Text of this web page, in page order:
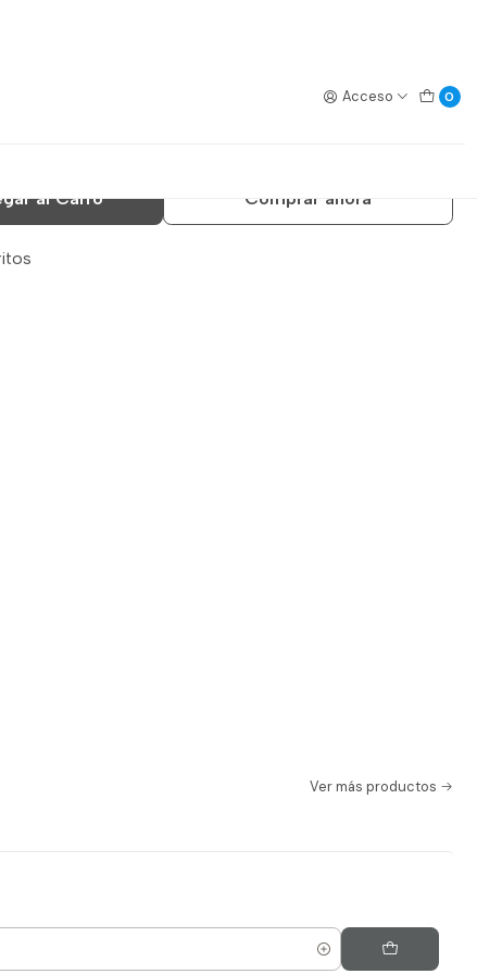
Acceso 0
CARGA/DESCARGA API
al Carro Comprar ahora
Ver más productos